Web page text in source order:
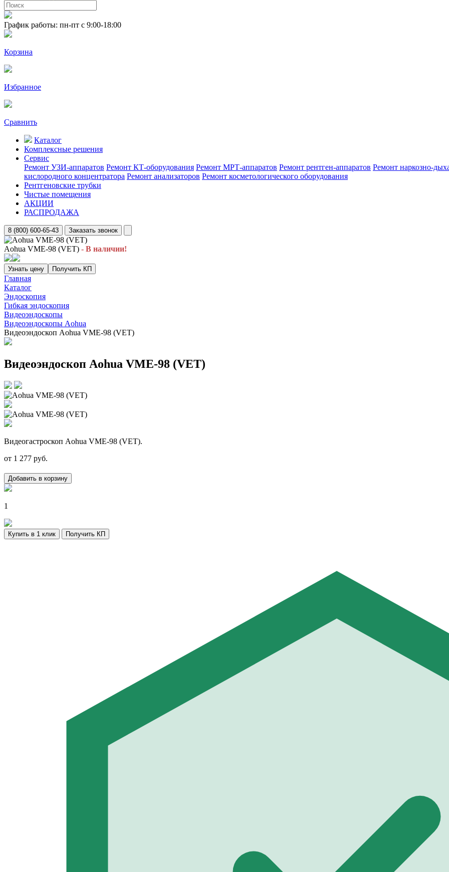
График работы: пн-пт с 9:00-18:00
Корзина
Избранное
Сравнить
Каталог
Комплексные решения
Сервис
Ремонт УЗИ-аппаратов Ремонт КТ-оборудования Ремонт МРТ-аппаратов Ремонт рентген-аппаратов Ремонт наркозно-
кислородного концентратора Ремонт анализаторов Ремонт косметологического оборудования
Рентгеновские трубки
Чистые помещения
АКЦИИ
РАСПРОДАЖА
8 (800) 600-65-43 Заказать звонок
Aohua VME-98 (VET) - В наличии!
Узнать цену Получить КП
Главная
Каталог
Эндоскопия
Гибкая эндоскопия
Видеоэндоскопы
Видеоэндоскопы Aohua
Видеоэндоскоп Aohua VME-98 (VET)
Видеоэндоскоп Aohua VME-98 (VET)
Видеогастроскоп Aohua VME-98 (VET).
от 1 277 руб.
Добавить в корзину
1
Купить в 1 клик Получить КП